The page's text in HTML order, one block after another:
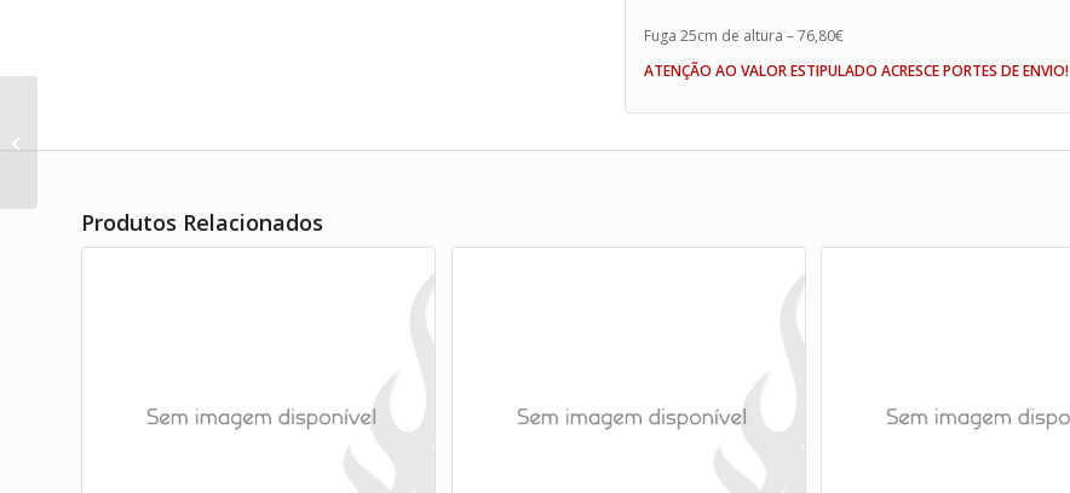
Fuga 25cm de altura – 76,80€
ATENÇÃO AO VALOR ESTIPULADO ACRESCE PORTES DE ENVIO!
Produtos Relacionados
painel traseiro e lava loiça